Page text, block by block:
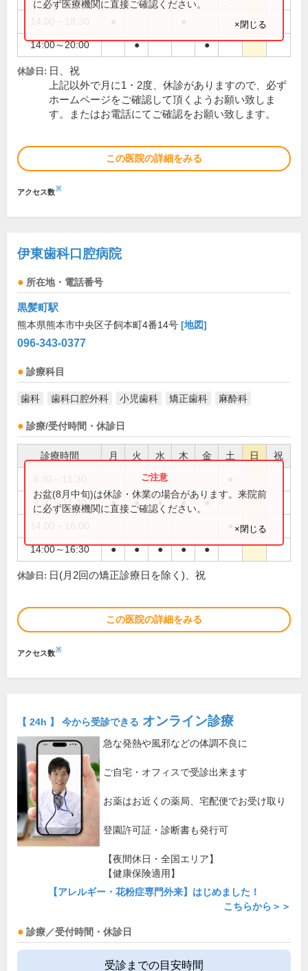
14:00～20:00 ● ●
に必ず医療機関に直接ご確認ください。
×閉じる
休診日: 日、祝
上記以外で月に1・2度、休診がありますので、必ず
ホームページをご確認して頂くようお願い致しま
す。またはお電話にてご確認をお願い致します。
この医院の詳細をみる
アクセス数※
伊東歯科口腔病院
所在地・電話番号
黒髪町駅
熊本県熊本市中央区子飼本町4番14号 [地図]
096-343-0377
診療科目
歯科 歯科口腔外科 小児歯科 矯正歯科 麻酔科
診療/受付時間・休診日
診療時間 月 火 水 木 金 土 日 祝
9:00～11:30 ● ● ● ● ●
14:00～16:30 ● ● ● ● ●
お盆(8月中旬)は休診・休業の場合があります。来院前
に必ず医療機関に直接ご確認ください。
×閉じる
休診日: 日(月2回の矯正診療日を除く)、祝
この医院の詳細をみる
アクセス数※
【 24h 】 今から受診できる オンライン診療
急な発熱や風邪などの体調不良に
ご自宅・オフィスで受診出来ます
お薬はお近くの薬局、宅配便でお受け取り
登園許可証・診断書も発行可
【夜間休日・全国エリア】
【健康保険適用】
【アレルギー・花粉症専門外来】はじめました！
こちらから＞＞
診療／受付時間・休診日
受診までの目安時間